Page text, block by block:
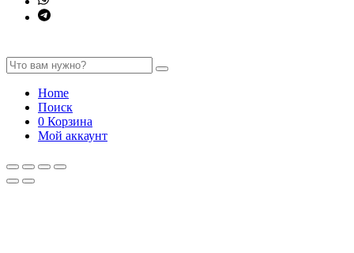
Home
Поиск
0 Корзина
Мой аккаунт